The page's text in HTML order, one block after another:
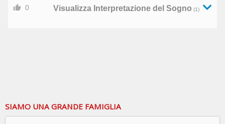
0 Visualizza Interpretazione del Sogno (1)
SIAMO UNA GRANDE FAMIGLIA